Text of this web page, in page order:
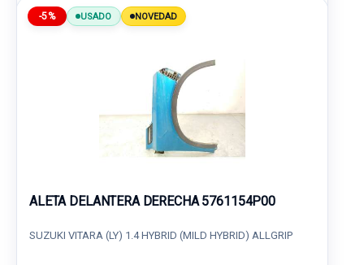
-5% USADO NOVEDAD
ALETA DELANTERA DERECHA 5761154P00
SUZUKI VITARA (LY) 1.4 HYBRID (MILD HYBRID) ALLGRIP